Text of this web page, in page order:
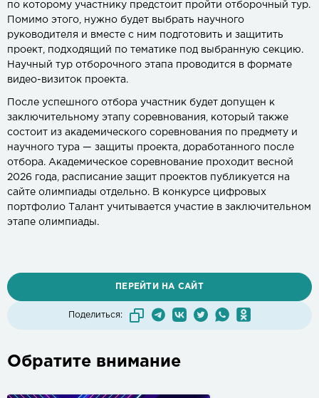
по которому участнику предстоит пройти отборочный тур.
Помимо этого, нужно будет выбрать научного
руководителя и вместе с ним подготовить и защитить
проект, подходящий по тематике под выбранную секцию.
Научный тур отборочного этапа проводится в формате
видео-визиток проекта.
После успешного отбора участник будет допущен к
заключительному этапу соревнования, который также
состоит из академического соревнования по предмету и
научного тура — защиты проекта, доработанного после
отбора. Академическое соревнование проходит весной
2026 года, расписание защит проектов публикуется на
сайте олимпиады отдельно. В конкурсе цифровых
портфолио Талант учитывается участие в заключительном
этапе олимпиады.
ПЕРЕЙТИ НА САЙТ
Поделиться:
Обратите внимание